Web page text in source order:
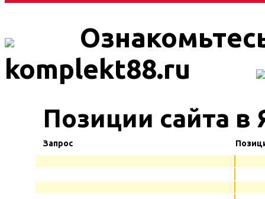
komplekt88.ru
Позиции сайта в
Запрос